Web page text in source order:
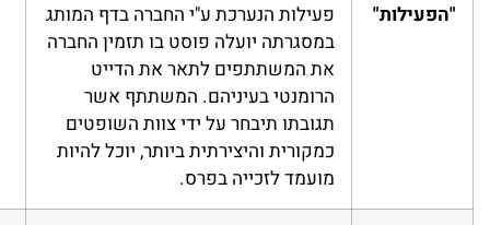
"הפעילות"
פעילות הנערכת ע"י החברה בדף המותג
במסגרתה יועלה פוסט בו תזמין החברה
את המשתתפים לתאר את הדייט
הרומנטי בעיניהם. המשתתף אשר
תגובתו תיבחר על ידי צוות השופטים
כמקורית והיצירתית ביותר, יוכל להיות
מועמד לזכייה בפרס.